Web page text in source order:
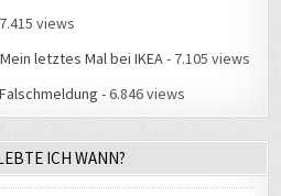
views
letztes Mal bei IKEA- 7.105 views
- 6.846 views
ICH WANN?